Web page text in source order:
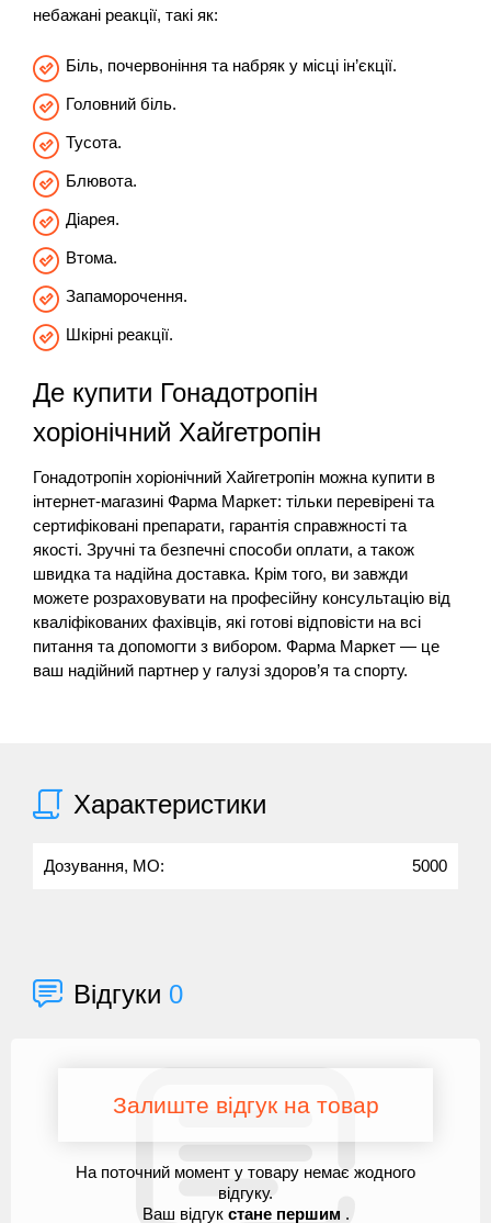
небажані реакції, такі як:
Біль, почервоніння та набряк у місці ін’єкції.
Головний біль.
Тусота.
Блювота.
Діарея.
Втома.
Запаморочення.
Шкірні реакції.
Де купити Гонадотропін
хоріонічний Хайгетропін
Гонадотропін хоріонічний Хайгетропін можна купити в
інтернет-магазині Фарма Маркет: тільки перевірені та
сертифіковані препарати, гарантія справжності та
якості. Зручні та безпечні способи оплати, а також
швидка та надійна доставка. Крім того, ви завжди
можете розраховувати на професійну консультацію від
кваліфікованих фахівців, які готові відповісти на всі
питання та допомогти з вибором. Фарма Маркет — це
ваш надійний партнер у галузі здоров’я та спорту.
Характеристики
Дозування, МО: 5000
Відгуки 0
Залиште відгук на товар
На поточний момент у товару немає жодного
відгуку.
Ваш відгук стане першим .